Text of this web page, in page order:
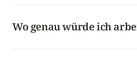
mit Perspektive. Du füllst nicht
sondern gestaltest mit.
Wo genau würde ich